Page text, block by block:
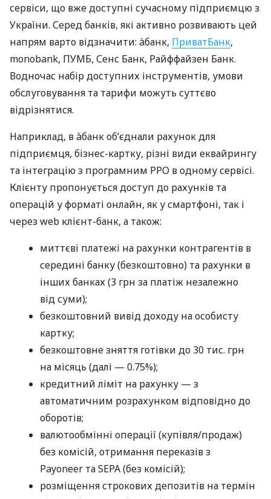
сервіси, що вже доступні сучасному підприємцю з
України. Серед банків, які активно розвивають цей
напрям варто відзначити: àбанк, ПриватБанк,
monobank, ПУМБ, Сенс Банк, Райффайзен Банк.
Водночас набір доступних інструментів, умови
обслуговування та тарифи можуть суттєво
відрізнятися.
Наприклад, в àбанк об’єднали рахунок для
підприємця, бізнес-картку, різні види еквайрингу
та інтеграцію з програмним РРО в одному сервісі.
Клієнту пропонується доступ до рахунків та
операцій у форматі онлайн, як у смартфоні, так і
через web клієнт-банк, а також:
миттєві платежі на рахунки контрагентів в
середині банку (безкоштовно) та рахунки в
інших банках (3 грн за платіж незалежно
від суми);
безкоштовний вивід доходу на особисту
картку;
безкоштовне зняття готівки до 30 тис. грн
на місяць (далі — 0.75%);
кредитний ліміт на рахунку — з
автоматичним розрахунком відповідно до
оборотів;
валютообмінні операції (купівля/продаж)
без комісій, отримання переказів з
Payoneer та SEPA (без комісій);
розміщення строкових депозитів на термін